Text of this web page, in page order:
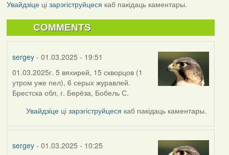
Увайдзіцеці зарэгіструйцеся каб пакідаць каментары.
COMMENTS
sergey- 01.03.2025 - 19:51
01.03.2025г. 5 вяхирей, 15 скворцов (1
утром уже пел), 6 серых журавлей.
Брестска обл, г. Берёза, Бобель С.
Увайдзіце цізарэгіструйцеся каб пакідаць каментары.
sergey- 01.03.2025 - 10:25